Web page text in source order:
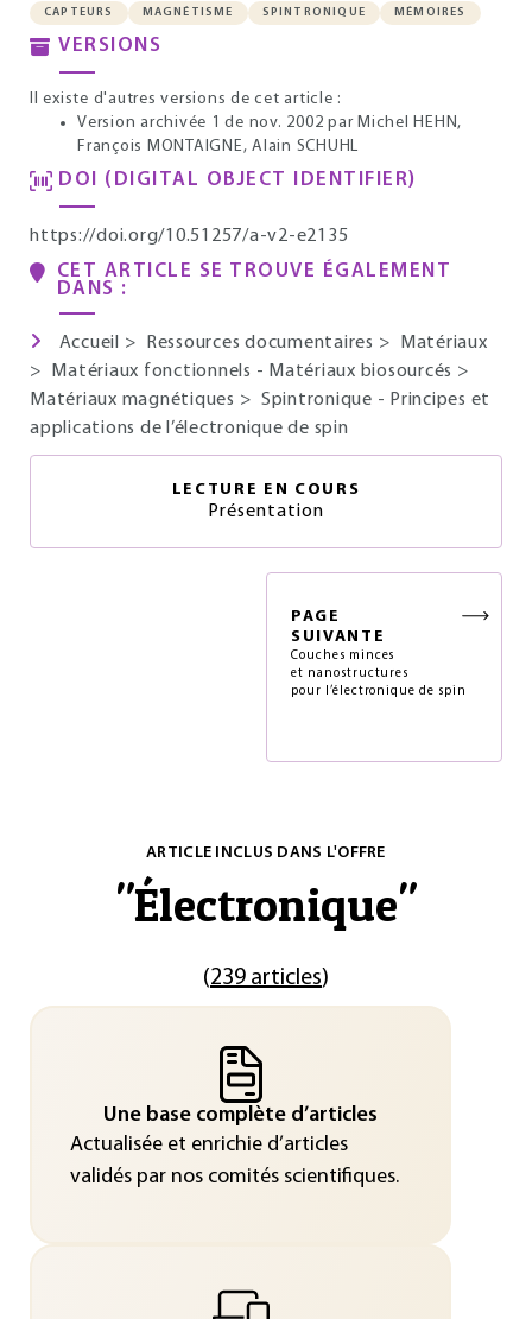
CAPTEURS MAGNÉTISME SPINTRONIQUE MÉMOIRES
VERSIONS
Il existe d'autres versions de cet article :
Version archivée 1 de nov. 2002 par Michel HEHN,
François MONTAIGNE, Alain SCHUHL
DOI (DIGITAL OBJECT IDENTIFIER)
https://doi.org/10.51257/a-v2-e2135
CET ARTICLE SE TROUVE ÉGALEMENT
DANS :
Accueil > Ressources documentaires >
Matériaux
>
Matériaux fonctionnels - Matériaux biosourcés >
Matériaux magnétiques > Spintronique - Principes et
applications de l’électronique de spin
LECTURE EN COURS
Présentation
PAGE
SUIVANTE
Couches minces
et nanostructures
pour l’électronique de spin
ARTICLE INCLUS DANS L'OFFRE
"Électronique"
(239 articles)
Une base complète d’articles
Actualisée et enrichie d’articles
validés par nos comités scientifiques.